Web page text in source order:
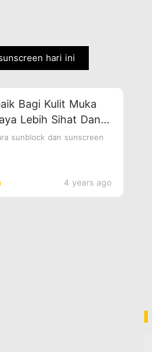
hari ini
4 years ago
Bagi Kulit Muka
Lebih Sihat Dan
sunblock dan sunscreen